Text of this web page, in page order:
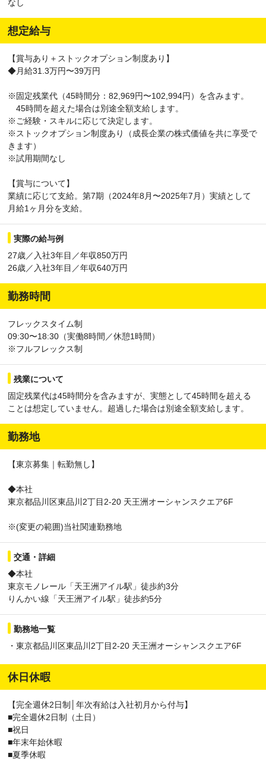
なし
想定給与
【賞与あり＋ストックオプション制度あり】
◆月給31.3万円〜39万円
※固定残業代（45時間分：82,969円〜102,994円）を含みます。
45時間を超えた場合は別途全額支給します。
※ご経験・スキルに応じて決定します。
※ストックオプション制度あり（成長企業の株式価値を共に享受で
きます）
※試用期間なし
【賞与について】
業績に応じて支給。第7期（2024年8月〜2025年7月）実績として
月給1ヶ月分を支給。
実際の給与例
27歳／入社3年目／年収850万円
26歳／入社3年目／年収640万円
勤務時間
フレックスタイム制
09:30〜18:30（実働8時間／休憩1時間）
※フルフレックス制
残業について
固定残業代は45時間分を含みますが、実態として45時間を超える
ことは想定していません。超過した場合は別途全額支給します。
勤務地
【東京募集｜転勤無し】
◆本社
東京都品川区東品川2丁目2-20 天王洲オーシャンスクエア6F
※(変更の範囲)当社関連勤務地
交通・詳細
◆本社
東京モノレール「天王洲アイル駅」徒歩約3分
りんかい線「天王洲アイル駅」徒歩約5分
勤務地一覧
・東京都品川区東品川2丁目2-20 天王洲オーシャンスクエア6F
休日休暇
【完全週休2日制│年次有給は入社初月から付与】
■完全週休2日制（土日）
■祝日
■年末年始休暇
■夏季休暇